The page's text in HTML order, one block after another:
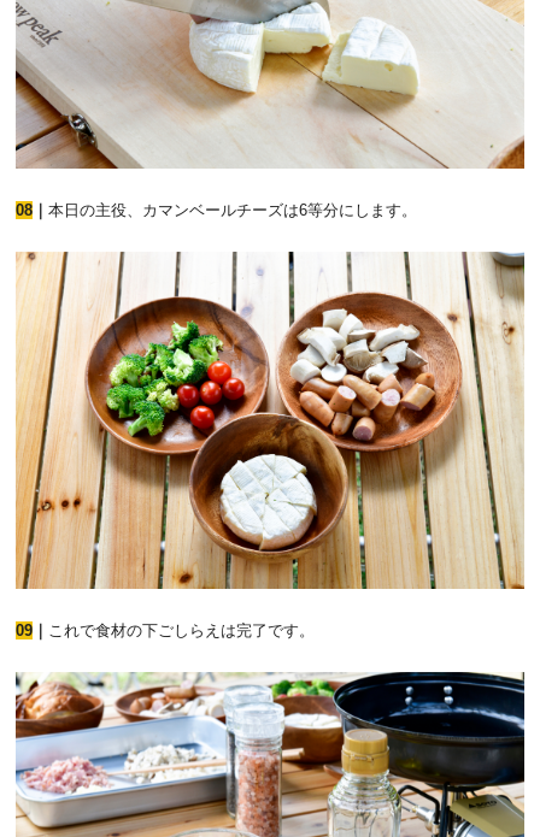
08 ｜本日の主役、カマンベールチーズは6等分にします。
09 これで食材の下ごしらえは完了です。